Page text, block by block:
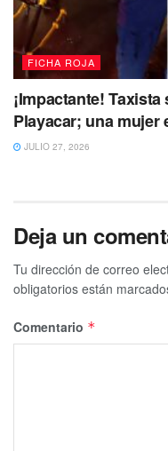
FICHA ROJA
¡Impactante!
Playacar; una mujer
JULIO 27, 2026
Deja un
Tu dirección de correo
obligatorios están
Comentario *